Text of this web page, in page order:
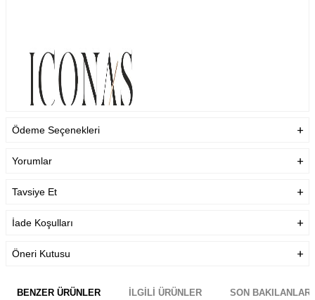
Ödeme Seçenekleri
Yorumlar
Tavsiye Et
İade Koşulları
Öneri Kutusu
BENZER ÜRÜNLER İLGILI ÜRÜNLER SON BAKILANLAR